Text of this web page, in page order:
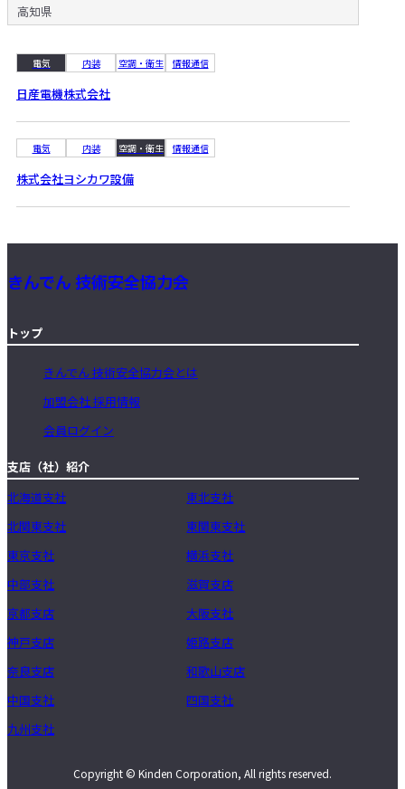
高知県
電気 内装 空調・衛生 情報通信
日産電機株式会社
電気 内装 空調・衛生 情報通信
株式会社ヨシカワ設備
きんでん 技術安全協力会
トップ
きんでん 技術安全協力会とは
加盟会社 採用情報
会員ログイン
支店（社）紹介
北海道支社
東北支社
北関東支社
東関東支社
東京支社
横浜支社
中部支社
滋賀支店
京都支店
大阪支社
神戸支店
姫路支店
奈良支店
和歌山支店
中国支社
四国支社
九州支社
Copyright © Kinden Corporation, All rights reserved.